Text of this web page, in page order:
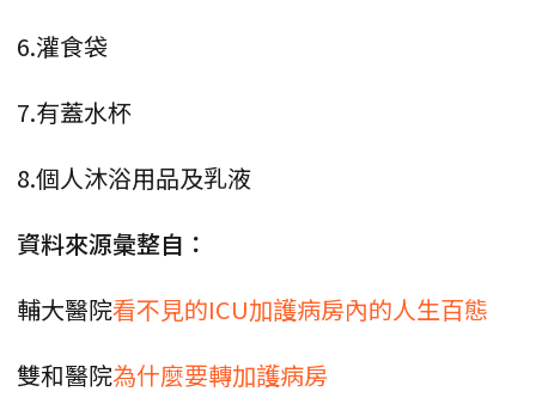
6.灌食袋
7.有蓋水杯
8.個人沐浴用品及乳液
資料來源彙整自：
輔大醫院看不見的ICU加護病房內的人生百態
雙和醫院為什麼要轉加護病房